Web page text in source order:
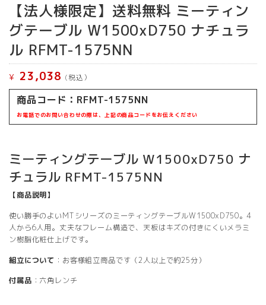
【法人様限定】送料無料 ミーティン
グテーブル W1500xD750 ナチュラ
ル RFMT-1575NN
¥ 23,038 (税込）
商品コード：RFMT-1575NN
お電話でのお問い合わせの際は、上記の商品コードをお伝えください
ミーティングテーブル W1500xD750 ナ
チュラル RFMT-1575NN
【商品説明】
使い勝手のよいMTシリーズのミーティングテーブルW1500xD750。4
人から6人用。丈夫なフレーム構造で、天板はキズの付きにくいメラミ
ン樹脂化粧仕上げです。
組立について ：お客様組立商品です（2人以上で約25分）
付属品 ：六角レンチ